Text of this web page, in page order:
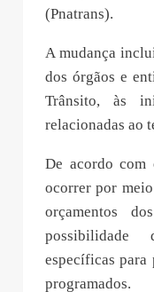
(Pnatrans).
A mudança
dos órgãos e
Trânsito, às
relacionadas ao
De acordo com
ocorrer por
orçamentos
específicas para
programados.